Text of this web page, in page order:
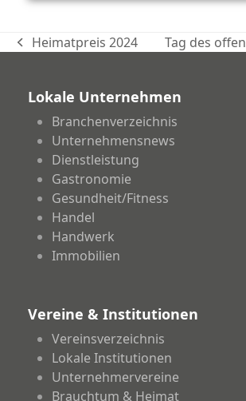
vorheriger
Heimatpreis 2024
Nächster
Tag des
Lokale Unternehmen
Branchenverzeichnis
Unternehmensnews
Dienstleistung
Gastronomie
Gesundheit/Fitness
Handel
Handwerk
Immobilien
Vereine & Institutionen
Vereinsverzeichnis
Lokale Institutionen
Unternehmervereine
Brauchtum & Heimat